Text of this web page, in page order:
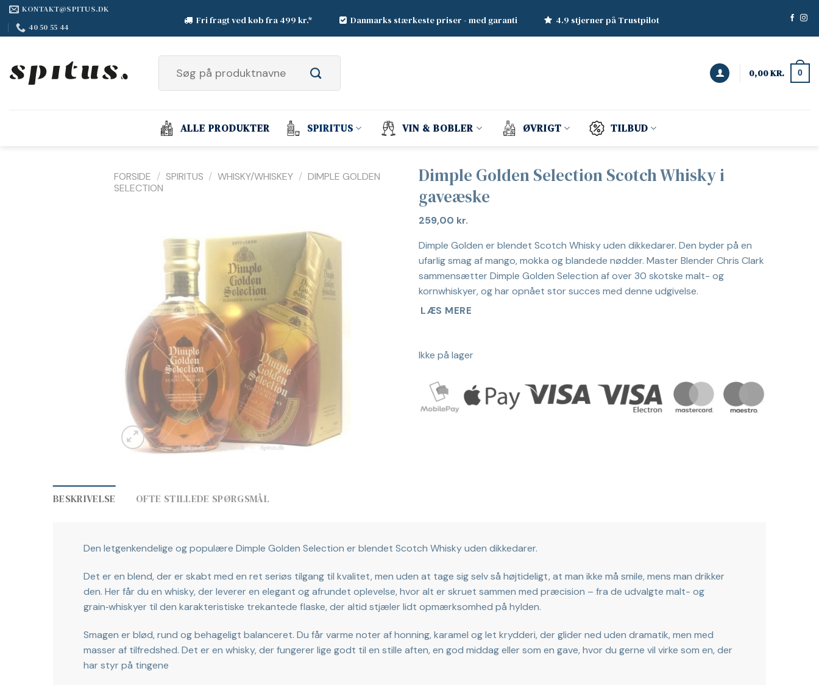
Fortsæt
indhold
KONTAKT@SPITUS.DK
40 50 55 44
Fri fragt ved køb fra 499 kr.* Danmarks stærkeste priser - med garanti 4.9 stjerner på Trustpilot
efter:
0,00KR. 0
ALLE PRODUKTER SPIRITUS VIN & BOBLER ØVRIGT TILBUD
FORSIDE / SPIRITUS / WHISKY/WHISKEY / DIMPLE GOLDEN
SELECTION
Dimple Golden Selection Scotch Whisky i
gaveæske
259,00 kr.
Dimple Golden er blendet Scotch Whisky uden dikkedarer. Den byder på en
ufarlig smag af mango, mokka og blandede nødder. Master Blender Chris Clark
sammensætter Dimple Golden Selection af over 30 skotske malt- og
kornwhiskyer, og har opnået stor succes med denne udgivelse.
LÆS MERE
Ikke på lager
BESKRIVELSE OFTE STILLEDE SPØRGSMÅL
Den letgenkendelige og populære Dimple Golden Selection er blendet Scotch Whisky uden dikkedarer.
Det er en blend, der er skabt med en ret seriøs tilgang til kvalitet, men uden at tage sig selv så højtideligt, at man ikke må smile, mens man drikker
den. Her får du en whisky, der leverer en elegant og afrundet oplevelse, hvor alt er skruet sammen med præcision – fra de udvalgte malt- og
grain‑whiskyer til den karakteristiske trekantede flaske, der altid stjæler lidt opmærksomhed på hylden.
Smagen er blød, rund og behageligt balanceret. Du får varme noter af honning, karamel og let krydderi, der glider ned uden dramatik, men med
masser af tilfredshed. Det er en whisky, der fungerer lige godt til en stille aften, en god middag eller som en gave, hvor du gerne vil virke som en, der
har styr på tingene